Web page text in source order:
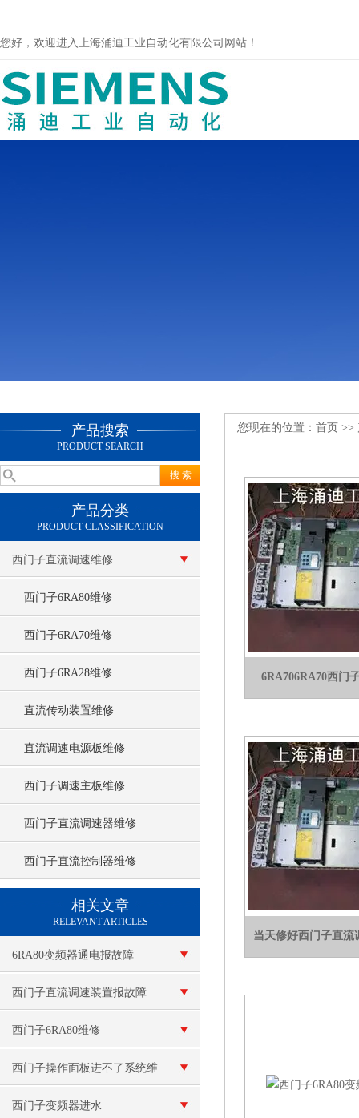
您好，欢迎进入上海涌迪工业自动化有限公司网站！
产品搜索
PRODUCT SEARCH
产品分类
PRODUCT CLASSIFICATION
西门子直流调速维修
西门子6RA80维修
西门子6RA70维修
西门子6RA28维修
直流传动装置维修
直流调速电源板维修
西门子调速主板维修
西门子直流调速器维修
西门子直流控制器维修
相关文章
RELEVANT ARTICLES
6RA80变频器通电报故障
F60100
西门子直流调速装置报故障
西门子6RA80维修
西门子操作面板进不了系统维
修
西门子变频器进水
您现在的位置： 首页 >>
6RA706RA70西门
当天修好西门子直流